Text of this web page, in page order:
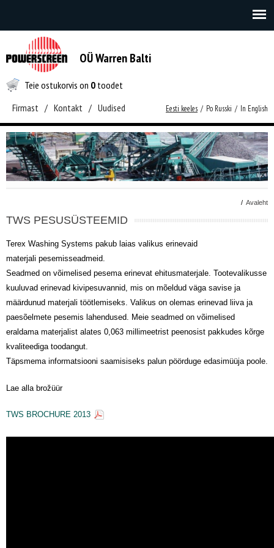
OÜ Warren Balti
Teie ostukorvis on 0 toodet
Firmast / Kontakt / Uudised Eesti keeles / Po Russki / In English
/ Avaleht
TWS PESUSÜSTEEMID
Terex Washing Systems pakub laias valikus erinevaid
materjali pesemisseadmeid.
Seadmed on võimelised pesema erinevat ehitusmaterjale. Tootevalikusse
kuuluvad erinevad kivipesuvannid, mis on mõeldud väga savise ja
määrdunud materjali töötlemiseks. Valikus on olemas erinevad liiva ja
paesõelmete pesemis lahendused. Meie seadmed on võimelised
eraldama materjalist alates 0,063 millimeetrist peenosist pakkudes kõrge
kvaliteediga toodangut.
Täpsmema informatsiooni saamisiseks palun pöörduge edasimüüja poole.
Lae alla brožüür
TWS BROCHURE 2013